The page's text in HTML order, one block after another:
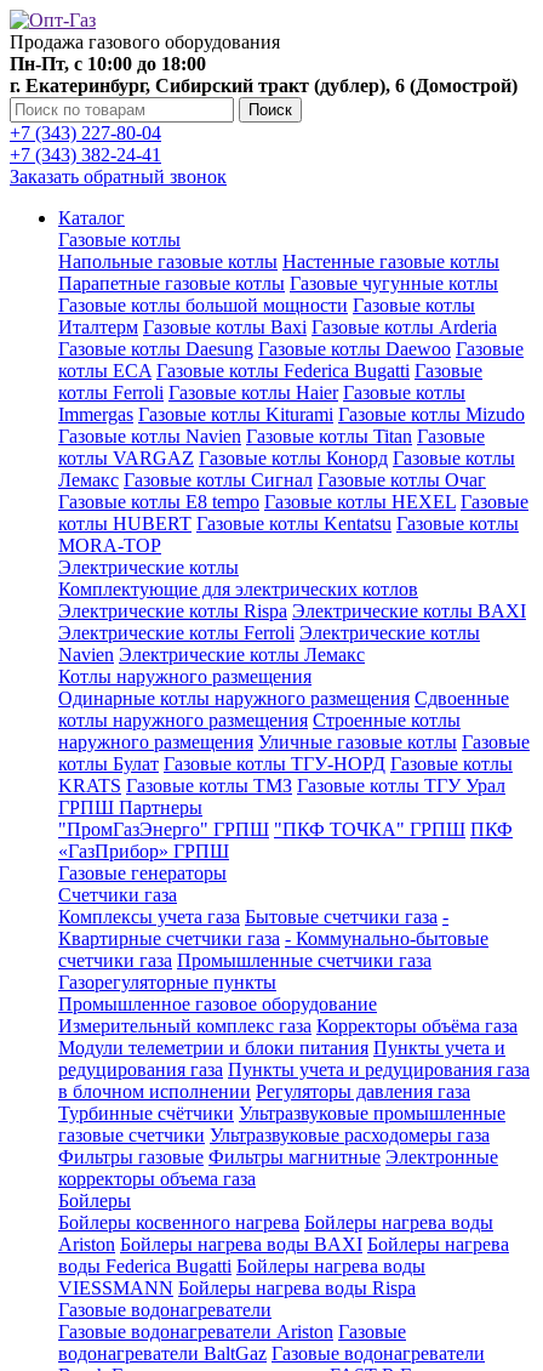
Продажа газового оборудования
Пн-Пт, с 10:00 до 18:00
г. Екатеринбург, Сибирский тракт (дублер), 6 (Домострой)
Поиск
+7 (343) 227-80-04
+7 (343) 382-24-41
Заказать обратный звонок
Каталог
Газовые котлы
Напольные газовые котлы Настенные газовые котлы
Парапетные газовые котлы Газовые чугунные котлы
Газовые котлы большой мощности Газовые котлы
Италтерм Газовые котлы Baxi Газовые котлы Arderia
Газовые котлы Daesung Газовые котлы Daewoo Газовые
котлы ECA Газовые котлы Federica Bugatti Газовые
котлы Ferroli Газовые котлы Haier Газовые котлы
Immergas Газовые котлы Kiturami Газовые котлы Mizudo
Газовые котлы Navien Газовые котлы Titan Газовые
котлы VARGAZ Газовые котлы Конорд Газовые котлы
Лемакс Газовые котлы Сигнал Газовые котлы Очаг
Газовые котлы E8 tempo Газовые котлы HEXEL Газовые
котлы HUBERT Газовые котлы Kentatsu Газовые котлы
MORA-TOP
Электрические котлы
Комплектующие для электрических котлов
Электрические котлы Rispa Электрические котлы BAXI
Электрические котлы Ferroli Электрические котлы
Navien Электрические котлы Лемакс
Котлы наружного размещения
Одинарные котлы наружного размещения Сдвоенные
котлы наружного размещения Строенные котлы
наружного размещения Уличные газовые котлы Газовые
котлы Булат Газовые котлы ТГУ-НОРД Газовые котлы
KRATS Газовые котлы ТМЗ Газовые котлы ТГУ Урал
ГРПШ Партнеры
"ПромГазЭнерго" ГРПШ "ПКФ ТОЧКА" ГРПШ ПКФ
«ГазПрибор» ГРПШ
Газовые генераторы
Счетчики газа
Комплексы учета газа Бытовые счетчики газа -
Квартирные счетчики газа - Коммунально-бытовые
счетчики газа Промышленные счетчики газа
Газорегуляторные пункты
Промышленное газовое оборудование
Измерительный комплекс газа Корректоры объёма газа
Модули телеметрии и блоки питания Пункты учета и
редуцирования газа Пункты учета и редуцирования газа
в блочном исполнении Регуляторы давления газа
Турбинные счётчики Ультразвуковые промышленные
газовые счетчики Ультразвуковые расходомеры газа
Фильтры газовые Фильтры магнитные Электронные
корректоры объема газа
Бойлеры
Бойлеры косвенного нагрева Бойлеры нагрева воды
Ariston Бойлеры нагрева воды BAXI Бойлеры нагрева
воды Federica Bugatti Бойлеры нагрева воды
VIESSMANN Бойлеры нагрева воды Rispa
Газовые водонагреватели
Газовые водонагреватели Ariston Газовые
водонагреватели BaltGaz Газовые водонагреватели